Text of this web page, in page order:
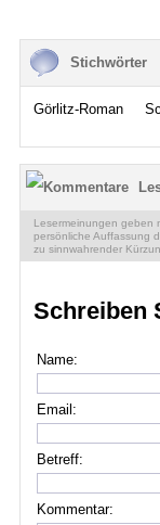
Stichwörter
Görlitz-Roman
Lesermeinungen geben
persönliche Auffassung
zu sinnwahrender
Schreiben
Name:
Email:
Betreff:
Kommentar: